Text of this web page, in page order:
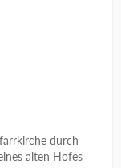
durch
alten Hofes